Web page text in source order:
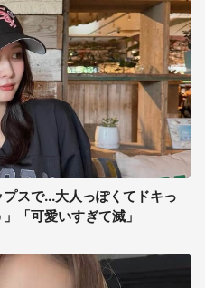
スで...大人っぽくてドキっ
「可愛いすぎて滅」